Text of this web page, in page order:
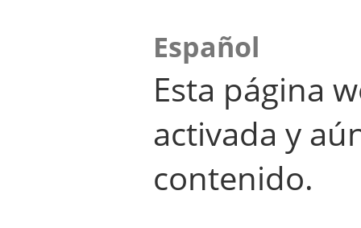
Español
Esta página
activada y
contenido.